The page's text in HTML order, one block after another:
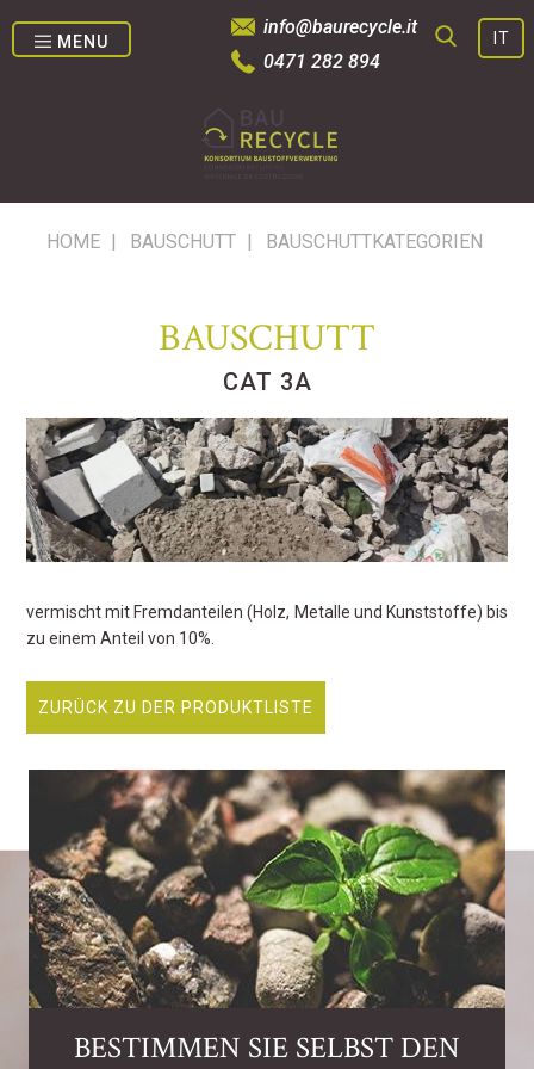
MENU
info@baurecycle.it
0471 282 894
IT
HOME | BAUSCHUTT | BAUSCHUTTKATEGORIEN
BAUSCHUTT
CAT 3A
vermischt mit Fremdanteilen (Holz, Metalle und Kunststoffe) bis
zu einem Anteil von 10%.
ZURÜCK ZU DER PRODUKTLISTE
BESTIMMEN SIE SELBST DEN